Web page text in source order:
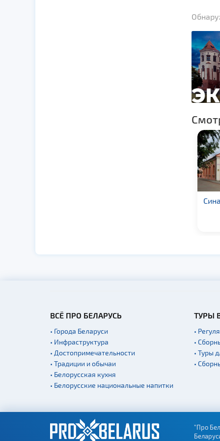
ВСЁ ПРО БЕЛАРУСЬ
• Города Беларуси
• Инфраструктура
• Достопримечательности
• Традиции и обычаи
• Белорусская кухня
• Белорусские национальные напитки
ТУРЫ
•
•
• Туры
•
"Про